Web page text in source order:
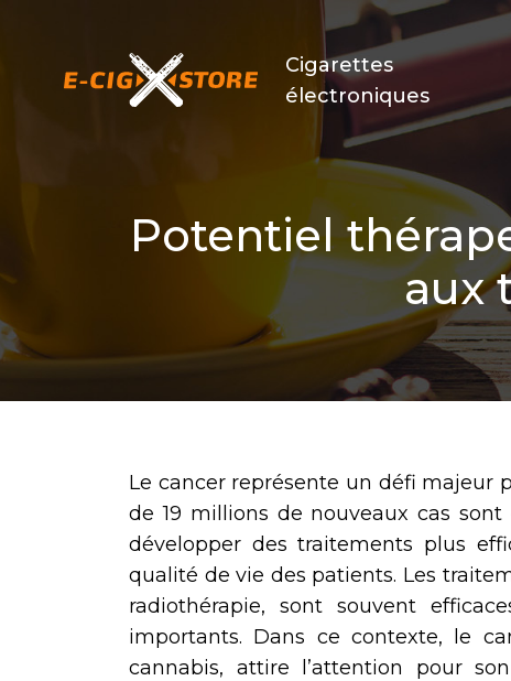
Cigarettes
électroniques
Potentiel
aux
Le cancer représente un défi majeur
de 19 millions de nouveaux cas sont
développer des traitements plus
qualité de vie des patients. Les
radiothérapie, sont souvent
importants. Dans ce contexte, le
cannabis, attire l’attention pour